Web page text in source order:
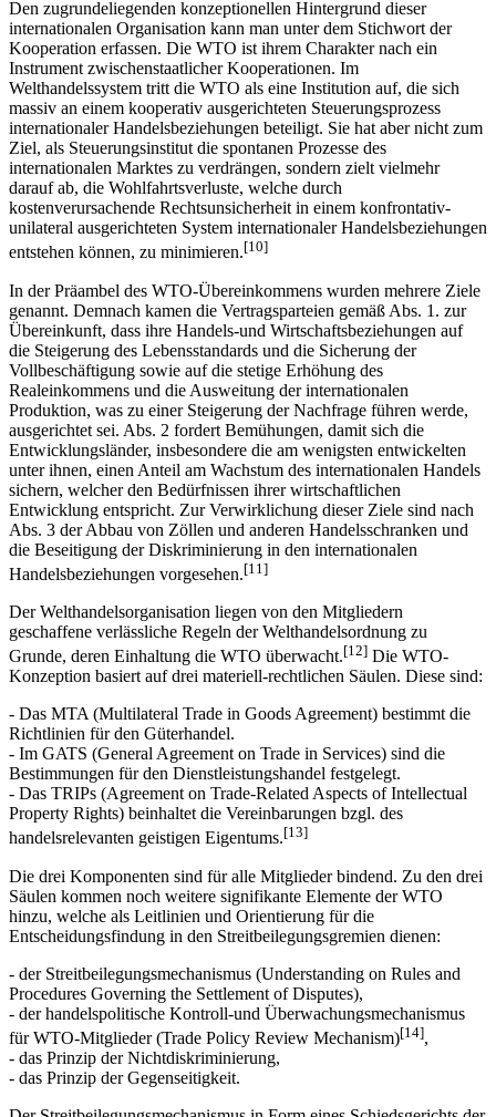
Den zugrundeliegenden konzeptionellen Hintergrund dieser
internationalen Organisation kann man unter dem Stichwort der
Kooperation erfassen. Die WTO ist ihrem Charakter nach ein
Instrument zwischenstaatlicher Kooperationen. Im
Welthandelssystem tritt die WTO als eine Institution auf, die sich
massiv an einem kooperativ ausgerichteten Steuerungsprozess
internationaler Handelsbeziehungen beteiligt. Sie hat aber nicht zum
Ziel, als Steuerungsinstitut die spontanen Prozesse des
internationalen Marktes zu verdrängen, sondern zielt vielmehr
darauf ab, die Wohlfahrtsverluste, welche durch
kostenverursachende Rechtsunsicherheit in einem kon­frontativ-
unilateral ausgerichteten System internationaler Handelsbeziehungen
In der Präambel des WTO-Übereinkommens wurden mehrere Ziele
genannt. Demnach kamen die Vertragsparteien gemäß Abs. 1. zur
Übereinkunft, dass ihre Handels-und Wirtschaftsbeziehungen auf
die Steigerung des Lebensstandards und die Sicherung der
Vollbeschäftigung sowie auf die stetige Erhöhung des
Realeinkommens und die Ausweitung der internationalen
Produktion, was zu einer Steigerung der Nachfrage führen werde,
ausgerichtet sei. Abs. 2 fordert Bemühungen, damit sich die
Entwicklungsländer, insbesondere die am wenigsten entwickelten
unter ihnen, einen Anteil am Wachstum des internationalen Handels
sichern, welcher den Bedürfnissen ihrer wirtschaftlichen
Entwicklung entspricht. Zur Verwirklichung dieser Ziele sind nach
Abs. 3 der Abbau von Zöllen und anderen Handelsschranken und
die Beseitigung der Diskriminierung in den internationalen
Der Welthandelsorganisation liegen von den Mitgliedern
geschaffene verlässliche Regeln der Welthandelsordnung zu
Grunde, deren Einhaltung die WTO überwacht. [12]Die WTO-
- Das MTA (Multilateral Trade in Goods Agreement) bestimmt die
Richtlinien für den Güterhandel.
- Im GATS (General Agreement on Trade in Services) sind die
Bestimmungen für den Dienstleistungshandel festgelegt.
- Das TRIPs (Agreement on Trade-Related Aspects of Intellectual
Property Rights) beinhaltet die Vereinbarungen bzgl. des
Die drei Komponenten sind für alle Mitglieder bindend. Zu den drei
Säulen kommen noch weitere signifikante Elemente der WTO
hinzu, welche als Leitlinien und Orientierung für die
- der Streitbeilegungsmechanismus (Understanding on Rules and
Procedures Governing the Settlement of Disputes),
- der handelspolitische Kontroll-und Überwachungsmechanismus
für WTO-Mitglieder (Trade Policy Review Mechanism)
- das Prinzip der Nichtdiskriminierung,